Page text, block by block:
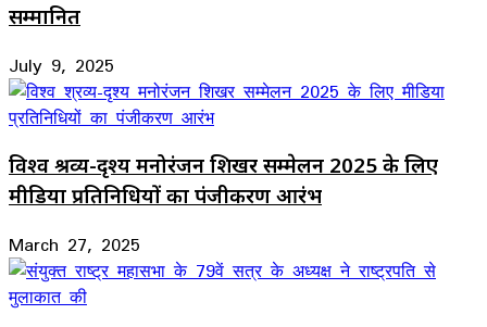
सम्मानित
July 9, 2025
विश्व श्रव्य-दृश्य मनोरंजन शिखर सम्मेलन 2025 के लिए
मीडिया प्रतिनिधियों का पंजीकरण आरंभ
March 27, 2025